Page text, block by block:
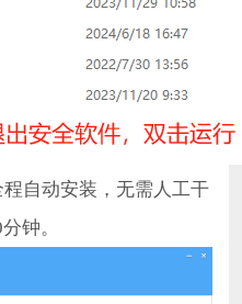
自动安装，无需人工干
钟。